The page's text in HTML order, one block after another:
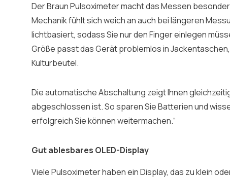
Der Braun Pulsoximeter macht das Messen
Mechanik fühlt sich weich an auch bei längeren
lichtbasiert, sodass Sie nur den Finger einlegen
Größe passt das Gerät problemlos in
Kulturbeutel.
Die automatische Abschaltung zeigt Ihnen
abgeschlossen ist. So sparen Sie Batterien und
erfolgreich Sie können weitermachen.“
Gut ablesbares OLED-Display
Viele Pulsoximeter haben ein Display, das zu klein